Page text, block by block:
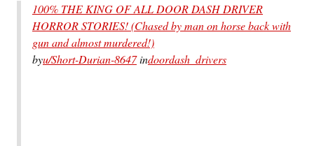
100% THE KING OF ALL DOOR DASH DRIVER
HORROR STORIES! (Chased by man on horse back with
gun and almost murdered!)
byu/Short-Durian-8647indoordash_drivers